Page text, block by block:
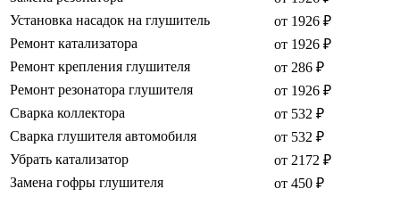
Установка насадок на глушитель
от 1926 ₽
Ремонт катализатора
от 1926 ₽
Ремонт крепления глушителя
от 286 ₽
Ремонт резонатора глушителя
от 1926 ₽
Сварка коллектора
от 532 ₽
Сварка глушителя автомобиля
от 532 ₽
Убрать катализатор
от 2172 ₽
Замена гофры глушителя
от 450 ₽